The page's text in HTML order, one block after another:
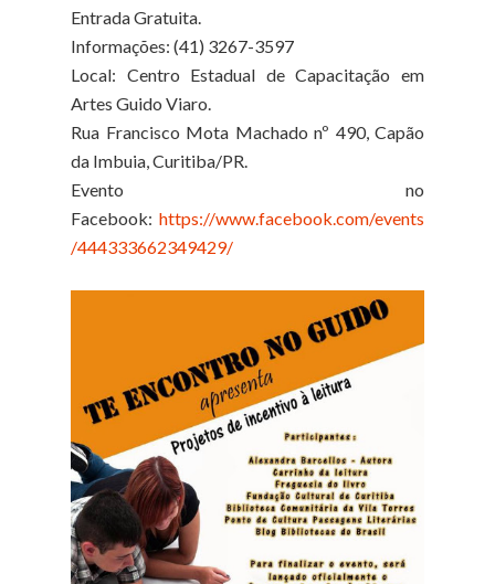
Entrada Gratuita.
Informações: (41) 3267-3597
Local: Centro Estadual de Capacitação em
Artes Guido Viaro.
Rua Francisco Mota Machado nº 490, Capão
da Imbuia, Curitiba/PR.
Evento no
Facebook: https://www.facebook.com/events
/444333662349429/